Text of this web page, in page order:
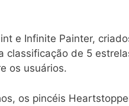
e Infinite Painter,
de 5
os usuários.
os pincéis